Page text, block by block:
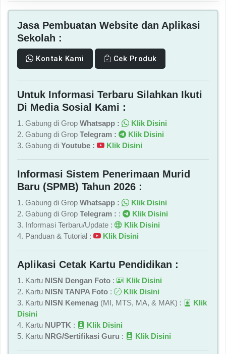
Jasa Pembuatan Website dan Aplikasi
Sekolah :
Kontak Kami Cek Produk
Untuk Informasi Terbaru Silahkan Ikuti
Di Media Sosial Kami :
1. Gabung di Grop Whatsapp :
Klik Disini
2. Gabung di Grop Telegram :
Klik Disini
3. Gabung di Youtube : Klik Disini
Informasi Sistem Penerimaan Murid
Baru (SPMB) Tahun 2026 :
1. Gabung di Grop Whatsapp :
Klik Disini
2. Gabung di Grop Telegram : :
Klik Disini
3. Informasi Terbaru/Update :
Klik Disini
4. Panduan & Tutorial :
Klik Disini
Aplikasi Cetak Kartu Pendidikan :
1. Kartu NISN Dengan Foto :
Klik Disini
2. Kartu NISN TANPA Foto :
Klik Disini
3. Kartu NISN Kemenag (MI, MTS, MA, & MAK) :
Klik
Disini
4. Kartu NUPTK :
Klik Disini
5. Kartu NRG/Sertifikasi Guru : Klik Disini